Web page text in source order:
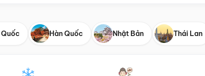
Hàn Quốc Nhật Bản Thái Lan